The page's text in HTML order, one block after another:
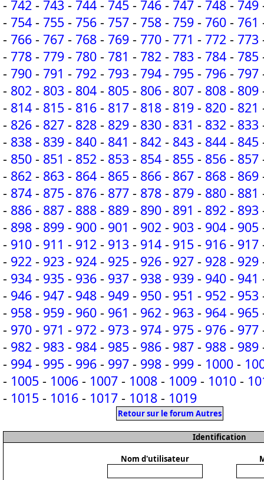
- 742 - 743 - 744 - 745 - 746 - 747 - 748 - 749
- 754 - 755 - 756 - 757 - 758 - 759 - 760 - 761
- 766 - 767 - 768 - 769 - 770 - 771 - 772 - 773
- 778 - 779 - 780 - 781 - 782 - 783 - 784 - 785
- 790 - 791 - 792 - 793 - 794 - 795 - 796 - 797
- 802 - 803 - 804 - 805 - 806 - 807 - 808 - 809
- 814 - 815 - 816 - 817 - 818 - 819 - 820 - 821
- 826 - 827 - 828 - 829 - 830 - 831 - 832 - 833
- 838 - 839 - 840 - 841 - 842 - 843 - 844 - 845
- 850 - 851 - 852 - 853 - 854 - 855 - 856 - 857
- 862 - 863 - 864 - 865 - 866 - 867 - 868 - 869
- 874 - 875 - 876 - 877 - 878 - 879 - 880 - 881
- 886 - 887 - 888 - 889 - 890 - 891 - 892 - 893
- 898 - 899 - 900 - 901 - 902 - 903 - 904 - 905
- 910 - 911 - 912 - 913 - 914 - 915 - 916 - 917
- 922 - 923 - 924 - 925 - 926 - 927 - 928 - 929
- 934 - 935 - 936 - 937 - 938 - 939 - 940 - 941
- 946 - 947 - 948 - 949 - 950 - 951 - 952 - 953
- 958 - 959 - 960 - 961 - 962 - 963 - 964 - 965
- 970 - 971 - 972 - 973 - 974 - 975 - 976 - 977
- 982 - 983 - 984 - 985 - 986 - 987 - 988 - 989
- 994 - 995 - 996 - 997 - 998 - 999 - 1000 -
- 1005 - 1006 - 1007 - 1008 - 1009 - 1010 -
- 1015 - 1016 - 1017 - 1018 - 1019
Retour sur le forum Autres
Identification
Nom d'utilisateur